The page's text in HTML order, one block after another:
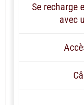
Se recharge
avec